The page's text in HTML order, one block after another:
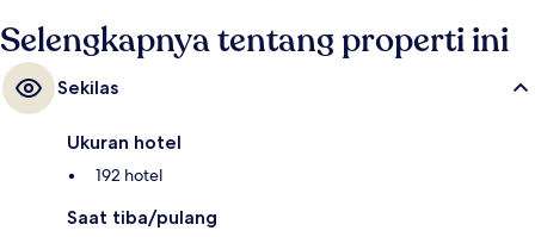
Selengkapnya tentang properti ini
Sekilas
Ukuran hotel
192 hotel
Saat tiba/pulang